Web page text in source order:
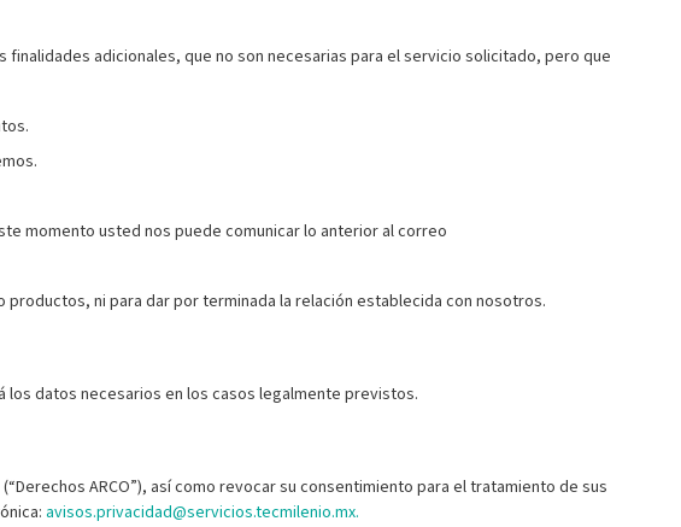
adicionales, que no son necesarias para el servicio solicitado, pero que
momento usted nos puede comunicar lo anterior al correo
ni para dar por terminada la relación establecida con nosotros.
datos necesarios en los casos legalmente previstos.
ARCO”), así como revocar su consentimiento para el tratamiento de sus
avisos.privacidad@servicios.tecmilenio.mx.